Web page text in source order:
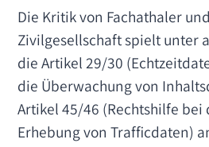
Die Kritik von Fachathaler
Zivilgesellschaft spielt unter
die Artikel 29/30
die Überwachung von
Artikel 45/46 (Rechtshilfe bei
Erhebung von Trafficdaten)